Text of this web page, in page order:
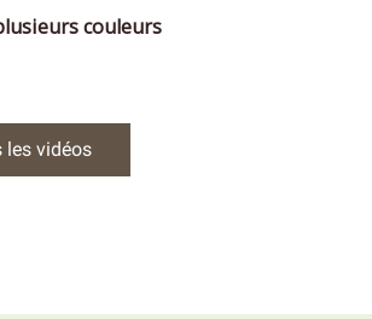
couleurs
les vidéos